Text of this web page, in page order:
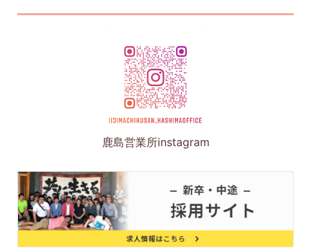
鹿島営業所instagram